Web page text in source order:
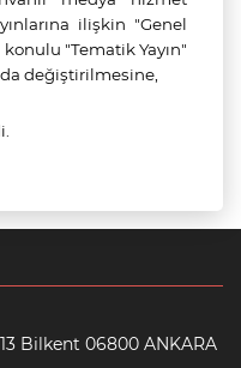
ilişkin "Genel
"Tematik Yayın"
değiştirilmesine,
Bilkent 06800 ANKARA